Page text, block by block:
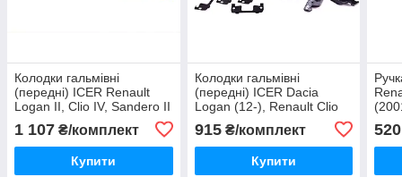
Колодки гальмівні
(передні) ICER Renault
Logan II, Clio IV, Sandero II
1 107 ₴/комплект
Купити
Колодки гальмівні
(передні) ICER Dacia
Logan (12-), Renault Clio
IV/Sandero/Twingo (13-),
Smart Fortwo (14-)
915₴/комплект
Купити
520